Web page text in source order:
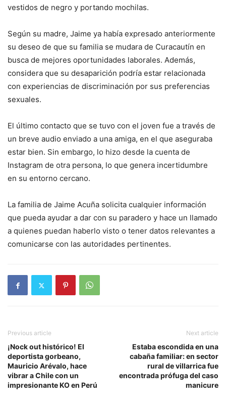
vestidos de negro y portando mochilas.
Según su madre, Jaime ya había expresado anteriormente
su deseo de que su familia se mudara de Curacautín en
busca de mejores oportunidades laborales. Además,
considera que su desaparición podría estar relacionada
con experiencias de discriminación por sus preferencias
sexuales.
El último contacto que se tuvo con el joven fue a través de
un breve audio enviado a una amiga, en el que aseguraba
estar bien. Sin embargo, lo hizo desde la cuenta de
Instagram de otra persona, lo que genera incertidumbre
en su entorno cercano.
La familia de Jaime Acuña solicita cualquier información
que pueda ayudar a dar con su paradero y hace un llamado
a quienes puedan haberlo visto o tener datos relevantes a
comunicarse con las autoridades pertinentes.
Previous article
¡Nock out histórico! El
deportista gorbeano,
Mauricio Arévalo, hace
vibrar a Chile con un
impresionante KO en Perú
Next article
Estaba escondida en una
cabaña familiar: en sector
rural de villarrica fue
encontrada prófuga del caso
manicure